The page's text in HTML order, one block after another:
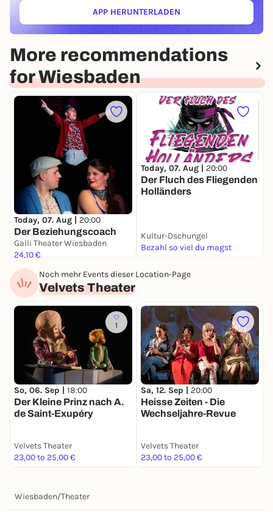
APP HERUNTERLADEN(ÖFFNET IN NEUEM TAB)
More recommendations
for Wiesbaden
Today, 07. Aug | 20:00
Der Beziehungscoach
Galli Theater Wiesbaden
24,10 €
Today, 07. Aug | 20:00
Der Fluch des Fliegenden
Holländers
Kultur-Dschungel
Bezahl so viel du magst
Noch mehr Events dieser Location-Page
Velvets Theater
1
So, 06. Sep | 18:00
Der Kleine Prinz nach A.
de Saint-Exupéry
Velvets Theater
23,00 to 25,00 €
Sa, 12. Sep | 20:00
Heisse Zeiten - Die
Wechseljahre-Revue
Velvets Theater
23,00 to 25,00 €
Wiesbaden/Theater